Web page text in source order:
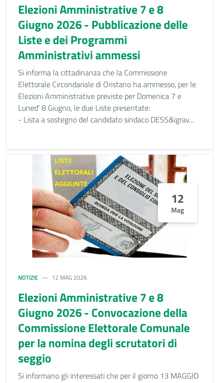
Elezioni Amministrative 7 e 8
Giugno 2026 - Pubblicazione delle
Liste e dei Programmi
Amministrativi ammessi
Si informa la cittadinanza che la Commissione
Elettorale Circondariale di Oristano ha ammesso, per le
Elezioni Amministrative previste per Domenica 7 e
Luned' 8 Giugno, le due Liste presentate:
- Lista a sostegno del candidato sindaco DESS&igrav...
12
Mag
NOTIZIE 12 MAG 2026
Elezioni Amministrative 7 e 8
Giugno 2026 - Convocazione della
Commissione Elettorale Comunale
per la nomina degli scrutatori di
seggio
Si informano gli interessati che per il giorno 13 MAGGIO